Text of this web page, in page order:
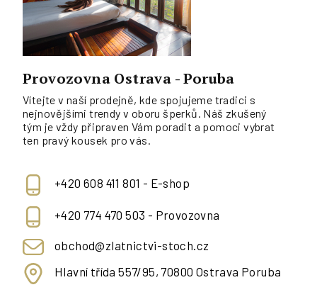
Provozovna Ostrava - Poruba
Vítejte v naší prodejně, kde spojujeme tradici s
nejnovějšími trendy v oboru šperků. Náš zkušený
tým je vždy připraven Vám poradit a pomoci vybrat
ten pravý kousek pro vás.
+420 608 411 801 - E-shop
+420 774 470 503 - Provozovna
obchod@zlatnictvi-stoch.cz
Hlavní třída 557/95, 70800 Ostrava Poruba